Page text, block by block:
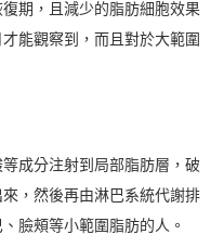
期，且減少的脂肪細胞效果
能觀察到，而且對於大範圍
成分注射到局部脂肪層，破
，然後再由淋巴系統代謝排
臉頰等小範圍脂肪的人。